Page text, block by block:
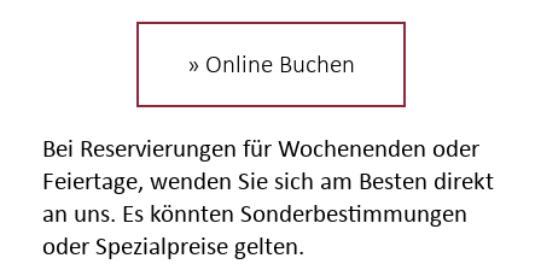
» Online Buchen
Bei Reservierungen für Wochenenden oder
Feiertage, wenden Sie sich am Besten direkt
an uns. Es könnten Sonderbestimmungen
oder Spezialpreise gelten.